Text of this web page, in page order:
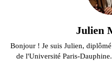
Julien
Bonjour ! Je suis Julien,
de l'Université Paris-